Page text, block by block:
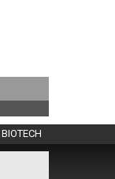
BIOTECH